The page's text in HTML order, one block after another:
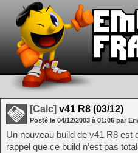
[Calc] v41 R8 (03/12)
Posté le 04/12/2003 à 01:06 par
Un nouveau build de v41 R8 est
rappel que ce build n’est pas